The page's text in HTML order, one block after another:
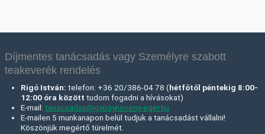
Díjmentes tanácsadás vagy Személyre szabott
teakeverék rendelés
Rigó István:telefon: +36 20/386-04 78 (hétfőtől péntekig 8:00-
12:00 óra között tudom fogadni a hívásokat)
E-mail:tanacsadas@gyogynoveny-eger.hu
E-mailen 5 munkanapon belül tudjuk a tanácsadást vállalni!
Köszönjük megértő türelmét.